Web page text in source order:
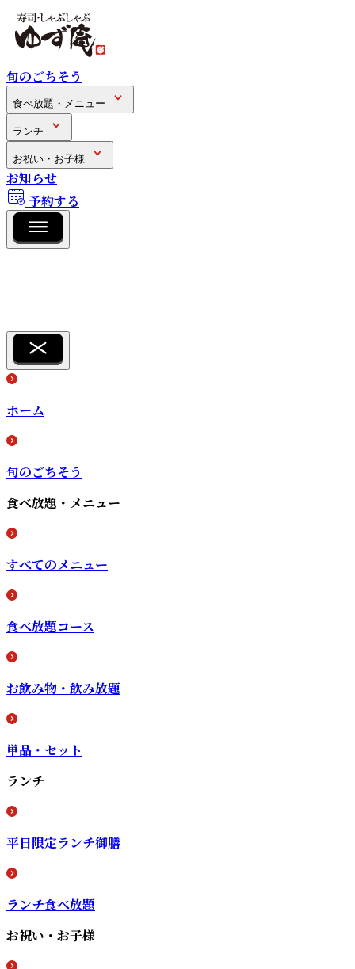
旬のごちそう
食べ放題・メニュー
ランチ
お祝い・お子様
お知らせ
予約する
ホーム
旬のごちそう
食べ放題・メニュー
すべてのメニュー
食べ放題コース
お飲み物・飲み放題
単品・セット
ランチ
平日限定ランチ御膳
ランチ食べ放題
お祝い・お子様